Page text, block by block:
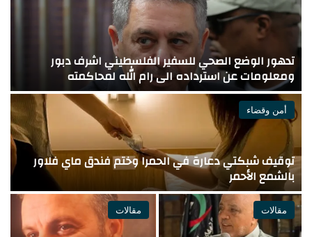
تدهور الوضع الصحي للسفير الفلسطيني اشرف دبور
ومعلومات عن استرداده الى رام الله لمحاكمته
أمن وقضاء
توقيف شبكتي دعارة في الحمرا وختم فندق ماي فلاور
بالشمع الأحمر
مقالات مقالات